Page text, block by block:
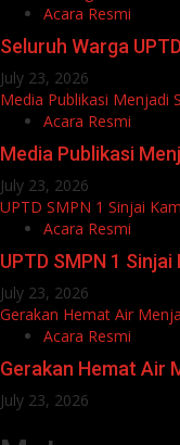
Acara Resmi
Seluruh Warga
July 23, 2026
Media Publikasi Menjadi
Acara Resmi
Media Publikasi
July 23, 2026
UPTD SMPN 1 Sinjai
Acara Resmi
UPTD SMPN 1
July 23, 2026
Gerakan Hemat Air
Acara Resmi
Gerakan Hemat Air
July 23, 2026